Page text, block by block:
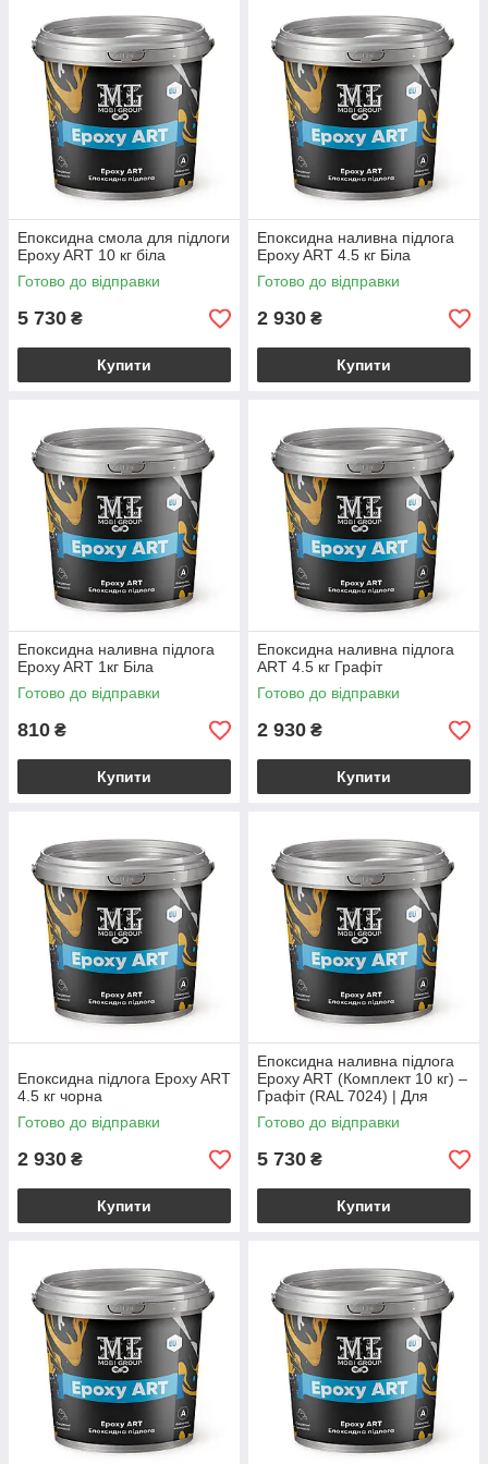
Переваги EPOXY ART для квартири:
🌡️
Тепла підлога
(сумісно з
підігрівом)
збиратися бруду)
🎨
Унікальність
(ваш власний
візерунок)
Епоксидна смола для підлоги
Epoxy ART 10 кг біла
Готово до відправки
5 730 ₴
Купити
Епоксидна наливна підлога
Epoxy ART 4.5 кг Біла
Готово до відправки
2 930 ₴
Купити
Епоксидна наливна підлога
Epoxy ART 1кг Біла
Готово до відправки
810 ₴
Купити
Епоксидна наливна підлога
ART 4.5 кг Графіт
Готово до відправки
2 930 ₴
Купити
Епоксидна підлога Epoxy ART
4.5 кг чорна
Готово до відправки
2 930 ₴
Купити
Епоксидна наливна підлога
Epoxy ART (Комплект 10 кг) –
Графіт (RAL 7024) | Для
Гаража та Офісу | kings.in.ua
Готово до відправки
5 730 ₴
Купити